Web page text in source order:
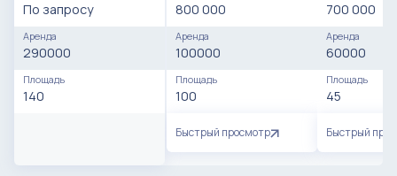
По запросу
Аренда
290000
Площадь
140
800 000
Аренда
100000
Площадь
100
Быстрый просмотр
700 000
Аренда
60000
Площадь
45
Быстрый